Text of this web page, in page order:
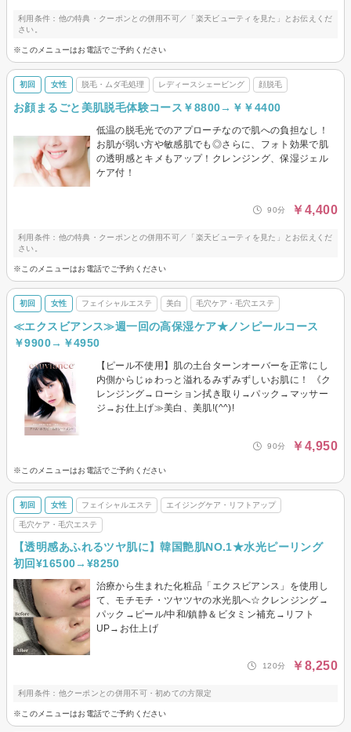
利用条件：他の特典・クーポンとの併用不可／「楽天ビューティを見た」とお伝えくだ
さい。
※このメニューはお電話でご予約ください
初回 女性 脱毛・ムダ毛処理 レディースシェービング 顔脱毛
お顔まるごと美肌脱毛体験コース￥8800→￥￥4400
低温の脱毛光でのアプローチなので肌への負担なし！
お肌が弱い方や敏感肌でも◎さらに、フォト効果で肌
の透明感とキメもアップ！クレンジング、保湿ジェル
ケア付！
90分 ￥4,400
利用条件：他の特典・クーポンとの併用不可／「楽天ビューティを見た」とお伝えくだ
さい。
※このメニューはお電話でご予約ください
初回 女性 フェイシャルエステ 美白 毛穴ケア・毛穴エステ
≪エクスビアンス≫週一回の高保湿ケア★ノンピールコース
￥9900→￥4950
【ピール不使用】肌の土台ターンオーバーを正常にし
内側からじゅわっと溢れるみずみずしいお肌に！ 《ク
レンジング→ローション拭き取り→パック→マッサー
ジ→お仕上げ≫美白、美肌!(^^)!
90分 ￥4,950
※このメニューはお電話でご予約ください
初回 女性 フェイシャルエステ エイジングケア・リフトアップ
毛穴ケア・毛穴エステ
【透明感あふれるツヤ肌に】韓国艶肌NO.1★水光ピーリング
初回¥16500→¥8250
治療から生まれた化粧品「エクスビアンス」を使用し
て、モチモチ・ツヤツヤの水光肌へ☆クレンジング→
パック→ピール/中和/鎮静＆ビタミン補充→リフト
UP→お仕上げ
120分 ￥8,250
利用条件：他クーポンとの併用不可・初めての方限定
※このメニューはお電話でご予約ください